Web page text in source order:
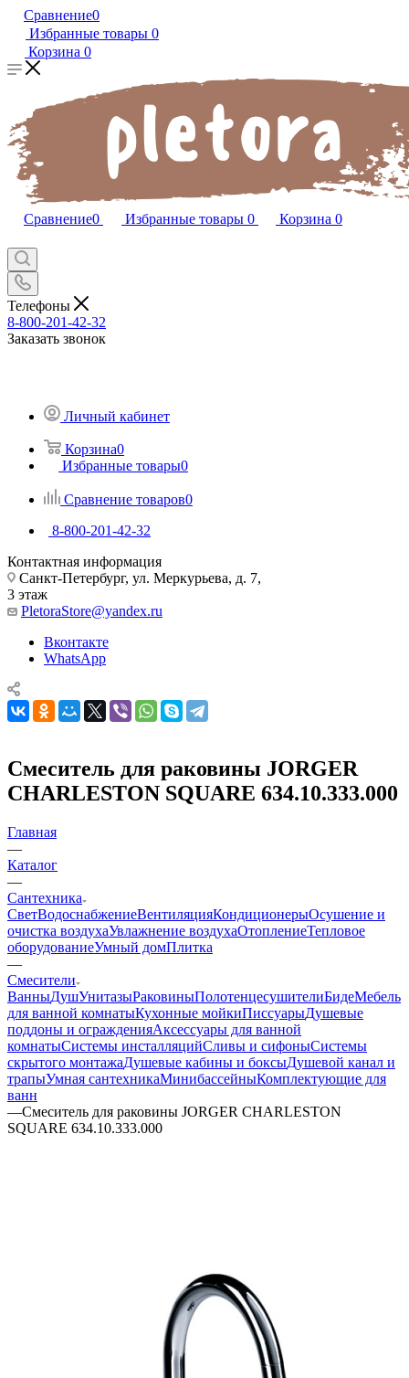
Сравнение0
Избранные товары 0
Корзина 0
Сравнение0 Избранные товары 0 Корзина 0
Телефоны
8-800-201-42-32
Заказать звонок
Личный кабинет
Корзина0
Избранные товары0
Сравнение товаров0
8-800-201-42-32
Контактная информация
Санкт-Петербург, ул. Меркурьева, д. 7,
3 этаж
PletoraStore@yandex.ru
Вконтакте
WhatsApp
Смеситель для раковины JORGER
CHARLESTON SQUARE 634.10.333.000
Главная
—
Каталог
—
Сантехника
СветВодоснабжениеВентиляцияКондиционерыОсушение и
очистка воздухаУвлажнение воздухаОтоплениеТепловое
оборудованиеУмный домПлитка
—
Смесители
ВанныДушУнитазыРаковиныПолотенцесушителиБидеМебель
для ванной комнатыКухонные мойкиПиссуарыДушевые
поддоны и огражденияАксессуары для ванной
комнатыСистемы инсталляцийСливы и сифоныСистемы
скрытого монтажаДушевые кабины и боксыДушевой канал и
трапыУмная сантехникаМинибассейныКомплектующие для
ванн
—Смеситель для раковины JORGER CHARLESTON
SQUARE 634.10.333.000